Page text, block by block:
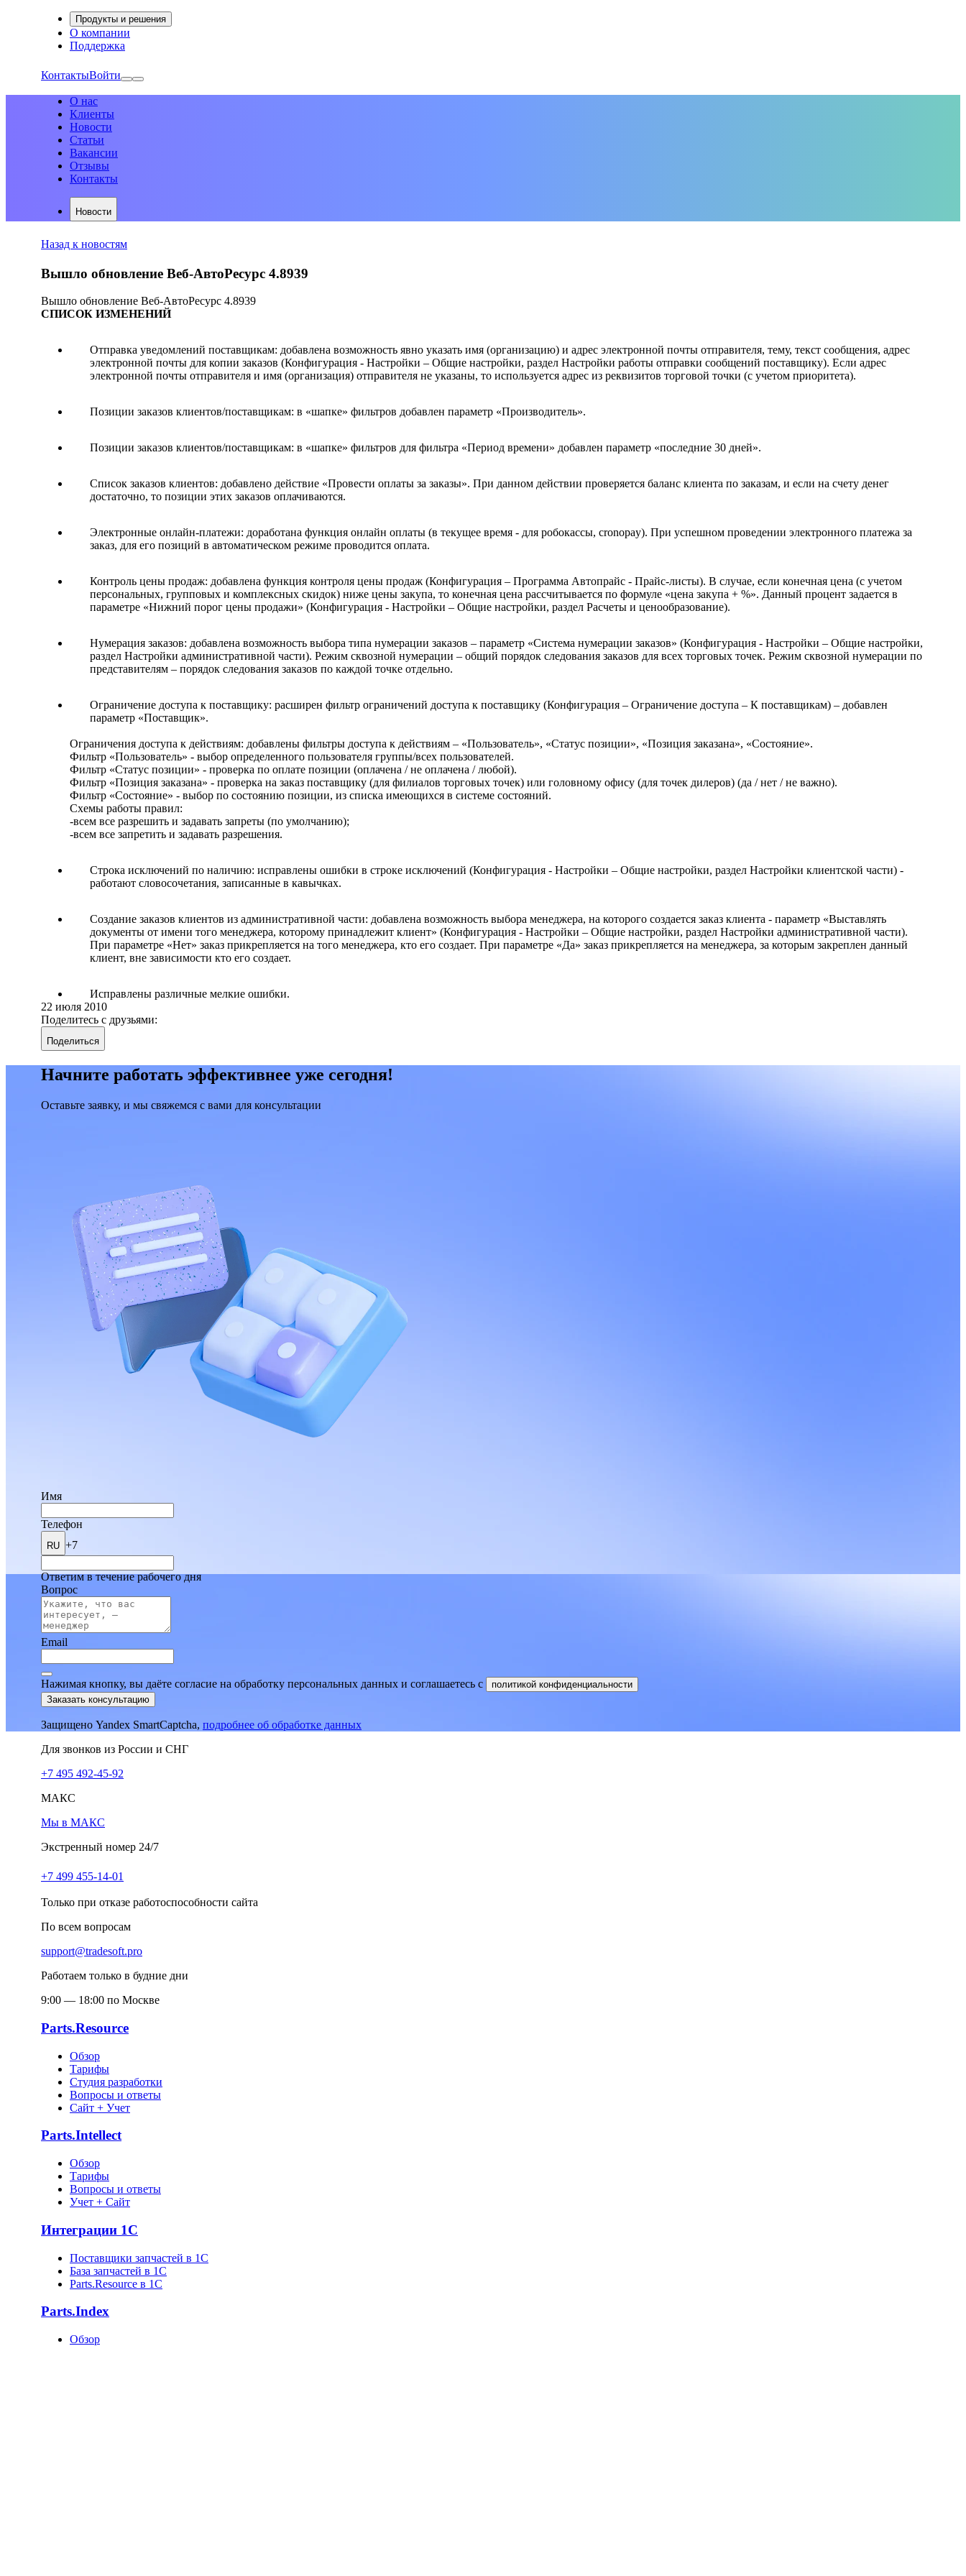
Продукты и решения
О компании
Поддержка
КонтактыВойти
О нас
Клиенты
Новости
Статьи
Вакансии
Отзывы
Контакты
Новости
Назад к новостям
Вышло обновление Веб-АвтоРесурс 4.8939
Вышло обновление Веб-АвтоРесурс 4.8939
СПИСОК ИЗМЕНЕНИЙ
Отправка уведомлений поставщикам: добавлена возможность явно указать имя (организацию) и адрес электронной почты отправителя, тему, текст сообщения, адрес
электронной почты для копии заказов (Конфигурация - Настройки – Общие настройки, раздел Настройки работы отправки сообщений поставщику). Если адрес
электронной почты отправителя и имя (организация) отправителя не указаны, то используется адрес из реквизитов торговой точки (с учетом приоритета).
Позиции заказов клиентов/поставщикам: в «шапке» фильтров добавлен параметр «Производитель».
Позиции заказов клиентов/поставщикам: в «шапке» фильтров для фильтра «Период времени» добавлен параметр «последние 30 дней».
Список заказов клиентов: добавлено действие «Провести оплаты за заказы». При данном действии проверяется баланс клиента по заказам, и если на счету денег
достаточно, то позиции этих заказов оплачиваются.
Электронные онлайн-платежи: доработана функция онлайн оплаты (в текущее время - для робокассы, cronopay). При успешном проведении электронного платежа за
заказ, для его позиций в автоматическом режиме проводится оплата.
Контроль цены продаж: добавлена функция контроля цены продаж (Конфигурация – Программа Автопрайс - Прайс-листы). В случае, если конечная цена (с учетом
персональных, групповых и комплексных скидок) ниже цены закупа, то конечная цена рассчитывается по формуле «цена закупа + %». Данный процент задается в
параметре «Нижний порог цены продажи» (Конфигурация - Настройки – Общие настройки, раздел Расчеты и ценообразование).
Нумерация заказов: добавлена возможность выбора типа нумерации заказов – параметр «Система нумерации заказов» (Конфигурация - Настройки – Общие настройки,
раздел Настройки административной части). Режим сквозной нумерации – общий порядок следования заказов для всех торговых точек. Режим сквозной нумерации по
представителям – порядок следования заказов по каждой точке отдельно.
Ограничение доступа к поставщику: расширен фильтр ограничений доступа к поставщику (Конфигурация – Ограничение доступа – К поставщикам) – добавлен
параметр «Поставщик».
Ограничения доступа к действиям: добавлены фильтры доступа к действиям – «Пользователь», «Статус позиции», «Позиция заказана», «Состояние».
Фильтр «Пользователь» - выбор определенного пользователя группы/всех пользователей.
Фильтр «Статус позиции» - проверка по оплате позиции (оплачена / не оплачена / любой).
Фильтр «Позиция заказана» - проверка на заказ поставщику (для филиалов торговых точек) или головному офису (для точек дилеров) (да / нет / не важно).
Фильтр «Состояние» - выбор по состоянию позиции, из списка имеющихся в системе состояний.
Схемы работы правил:
-всем все разрешить и задавать запреты (по умолчанию);
-всем все запретить и задавать разрешения.
Строка исключений по наличию: исправлены ошибки в строке исключений (Конфигурация - Настройки – Общие настройки, раздел Настройки клиентской части) -
работают словосочетания, записанные в кавычках.
Создание заказов клиентов из административной части: добавлена возможность выбора менеджера, на которого создается заказ клиента - параметр «Выставлять
документы от имени того менеджера, которому принадлежит клиент» (Конфигурация - Настройки – Общие настройки, раздел Настройки административной части).
При параметре «Нет» заказ прикрепляется на того менеджера, кто его создает. При параметре «Да» заказ прикрепляется на менеджера, за которым закреплен данный
клиент, вне зависимости кто его создает.
Исправлены различные мелкие ошибки.
22 июля 2010
Поделитесь с друзьями:
Поделиться
Начните работать эффективнее уже сегодня!
Оставьте заявку, и мы свяжемся с вами для консультации
Имя
Телефон
RU +7
Ответим в течение рабочего дня
Вопрос
Email
Нажимая кнопку, вы даёте согласие на обработку персональных данных и соглашаетесь c
политикой конфиденциальности
Заказать консультацию
Защищено Yandex SmartCaptcha, подробнее об обработке данных
Для звонков из России и СНГ
+7 495 492-45-92
МАКС
Мы в МАКС
Экстренный номер 24/7
+7 499 455-14-01
Только при отказе работоспособности сайта
По всем вопросам
support@tradesoft.pro
Работаем только в будние дни
9:00 — 18:00 по Москве
Parts.Resource
Обзор
Тарифы
Студия разработки
Вопросы и ответы
Сайт + Учет
Parts.Intellect
Обзор
Тарифы
Вопросы и ответы
Учет + Сайт
Интеграции 1С
Поставщики запчастей в 1C
База запчастей в 1С
Parts.Resource в 1C
Parts.Index
Обзор